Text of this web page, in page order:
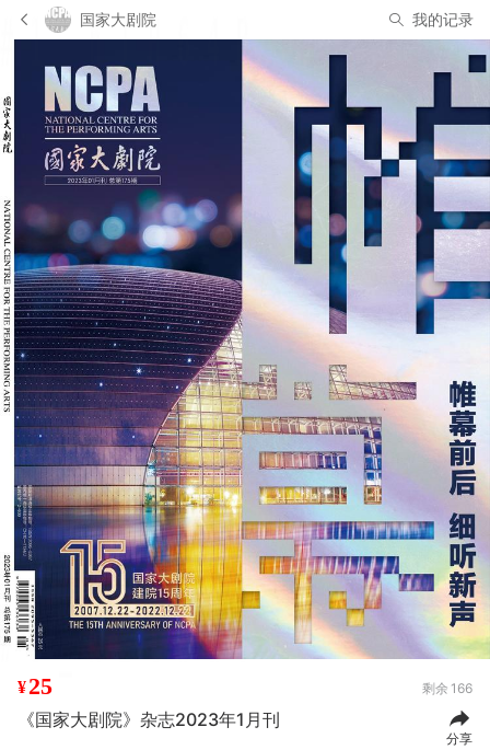
国家大剧院 我的记录
¥25 剩余 166
《国家大剧院》杂志2023年1月刊
分享